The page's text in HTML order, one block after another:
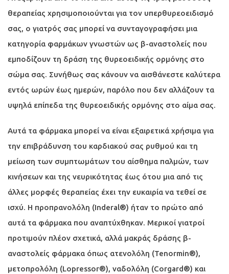
θεραπείας χρησιμοποιούνται για τον υπερθυρεοειδισμό
σας, ο γιατρός σας μπορεί να συνταγογραφήσει μια
κατηγορία φαρμάκων γνωστών ως β-αναστολείς που
εμποδίζουν τη δράση της θυρεοειδικής ορμόνης στο
σώμα σας. Συνήθως σας κάνουν να αισθάνεστε καλύτερα
εντός ωρών έως ημερών, παρόλο που δεν αλλάζουν τα
υψηλά επίπεδα της θυρεοειδικής ορμόνης στο αίμα σας.
Αυτά τα φάρμακα μπορεί να είναι εξαιρετικά χρήσιμα για
την επιβράδυνση του καρδιακού σας ρυθμού και τη
μείωση των συμπτωμάτων του αίσθημα παλμών, των
κινήσεων και της νευρικότητας έως ότου μια από τις
άλλες μορφές θεραπείας έχει την ευκαιρία να τεθεί σε
ισχύ. Η προπρανολόλη (Inderal®) ήταν το πρώτο από
αυτά τα φάρμακα που αναπτύχθηκαν. Μερικοί γιατροί
προτιμούν πλέον σχετικά, αλλά μακράς δράσης β-
αναστολείς φάρμακα όπως ατενολόλη (Tenormin®),
μετοπρολόλη (Lopressor®), ναδολόλη (Corgard®) και